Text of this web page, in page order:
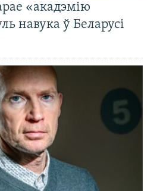
«акадэмію
навука ў Беларусі